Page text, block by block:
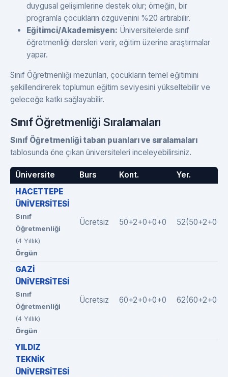
duygusal gelişimlerine destek olur; örneğin, bir
programla çocukların özgüvenini %20 artırabilir.
Eğitimci/Akademisyen: Üniversitelerde sınıf
öğretmenliği dersleri verir, eğitim üzerine araştırmalar
yapar.
Sınıf Öğretmenliği mezunları, çocukların temel eğitimini
şekillendirerek toplumun eğitim seviyesini yükseltebilir ve
geleceğe katkı sağlayabilir.
Sınıf Öğretmenliği Sıralamaları
Sınıf Öğretmenliği taban puanları ve sıralamaları
tablosunda öne çıkan üniversiteleri inceleyebilirsiniz.
Üniversite Burs Kont.
Yer.
HACETTEPE
ÜNİVERSİTESİ
Sınıf
Öğretmenliği
(4 Yıllık)
Örgün
Ücretsiz 50+2+0+0+0
GAZİ
ÜNİVERSİTESİ
Sınıf
Öğretmenliği
(4 Yıllık)
Örgün
Ücretsiz 60+2+0+0+0
YILDIZ
TEKNİK
ÜNİVERSİTESİ